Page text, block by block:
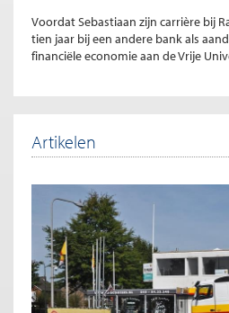
Voordat Sebastiaan zijn carrière bij
tien jaar bij een andere bank als
financiële economie aan de Vrije
Artikelen